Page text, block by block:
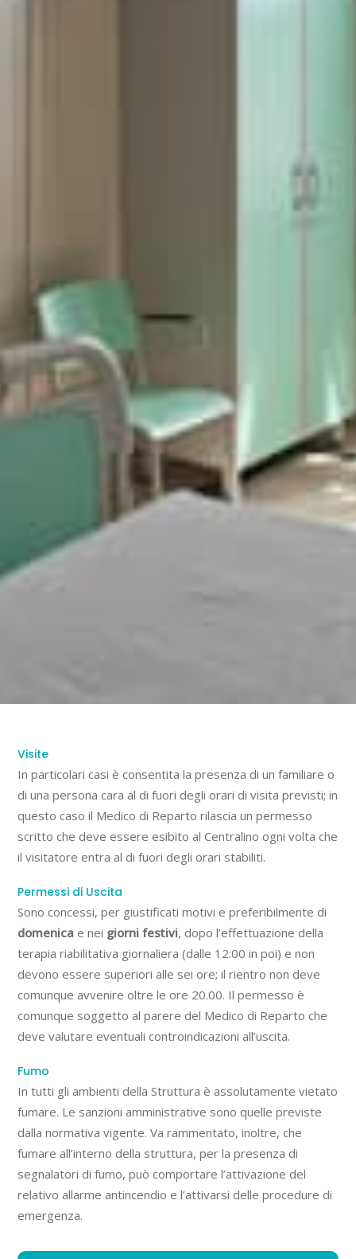
Visite
In particolari casi è consentita la presenza di un familiare o
di una persona cara al di fuori degli orari di visita previsti; in
questo caso il Medico di Reparto rilascia un permesso
scritto che deve essere esibito al Centralino ogni volta che
il visitatore entra al di fuori degli orari stabiliti.
Permessi di Uscita
Sono concessi, per giustificati motivi e preferibilmente di
domenica e nei giorni festivi, dopo l’effettuazione della
terapia riabilitativa giornaliera (dalle 12:00 in poi) e non
devono essere superiori alle sei ore; il rientro non deve
comunque avvenire oltre le ore 20.00. Il permesso è
comunque soggetto al parere del Medico di Reparto che
deve valutare eventuali controindicazioni all’uscita.
Fumo
In tutti gli ambienti della Struttura è assolutamente vietato
fumare. Le sanzioni amministrative sono quelle previste
dalla normativa vigente.Va rammentato, inoltre, che
fumare all’interno della struttura, per la presenza di
segnalatori di fumo, può comportare l’attivazione del
relativo allarme antincendio e l’attivarsi delle procedure di
emergenza.